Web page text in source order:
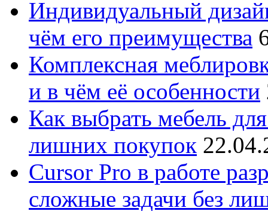
Индивидуальный
чём его преимущества
Комплексная
и в чём её особенности
Как выбрать мебель
лишних покупок
Cursor Pro в работе
сложные задачи без